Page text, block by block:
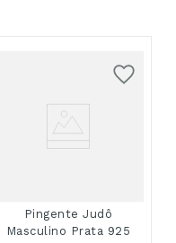
Pingente Judô
Masculino Prata 925